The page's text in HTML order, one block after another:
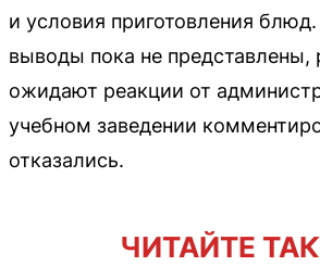
и условия приготовления
выводы пока не представлены,
ожидают реакции от
учебном заведении
отказались.
ЧИТАЙТЕ